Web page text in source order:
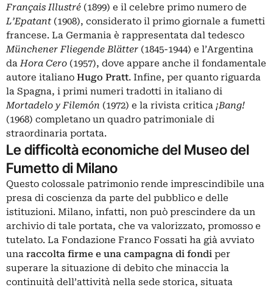
Français Illustré (1899) e il celebre primo numero de
L’Epatant (1908), considerato il primo giornale a fumetti
francese. La Germania è rappresentata dal tedesco
Münchener Fliegende Blätter (1845-1944) e l’Argentina
daHora Cero (1957), dove appare anche il fondamentale
autore italiano Hugo Pratt. Infine, per quanto riguarda
la Spagna, i primi numeri tradotti in italiano di
Mortadelo y Filemón (1972) e la rivista critica ¡Bang!
(1968) completano un quadro patrimoniale di
straordinaria portata.
Le difficoltà economiche del Museo del
Fumetto di Milano
Questo colossale patrimonio rende imprescindibile una
presa di coscienza da parte del pubblico e delle
istituzioni. Milano, infatti, non può prescindere da un
archivio di tale portata, che va valorizzato, promosso e
tutelato. La Fondazione Franco Fossati ha già avviato
una raccolta firme e una campagna di fondi per
superare la situazione di debito che minaccia la
continuità dell’attività nella sede storica, situata